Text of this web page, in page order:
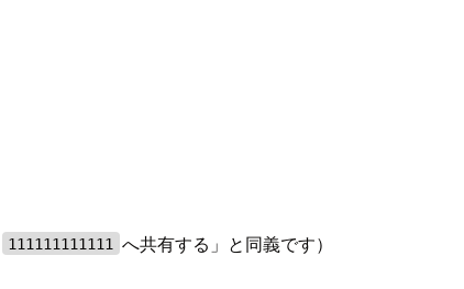
111111111111 へ共有する」と同義です）